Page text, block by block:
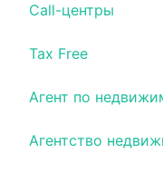
Call-центры
Tax Free
Агент по
Агентство